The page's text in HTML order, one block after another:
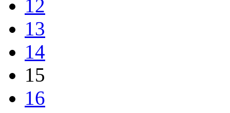
12
13
14
15
16